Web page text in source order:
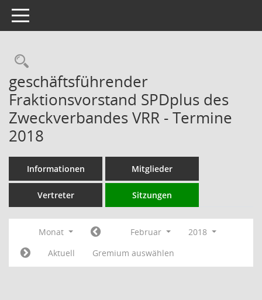
Toggle navigation
Rechercheauswahl
geschäftsführender
Fraktionsvorstand SPDplus des
Zweckverbandes VRR - Termine
2018
Informationen Mitglieder
Vertreter Sitzungen
Monat Februar
2018
Aktuell
Gremium auswählen